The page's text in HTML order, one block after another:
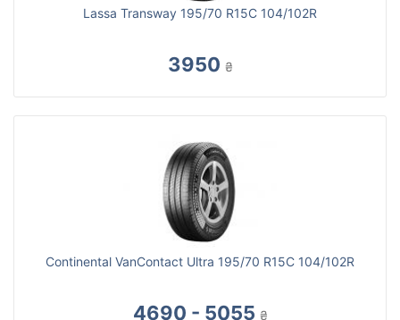
Lassa Transway 195/70 R15C 104/102R
3950 ₴
Continental VanContact Ultra 195/70 R15C 104/102R
4690 - 5055 ₴